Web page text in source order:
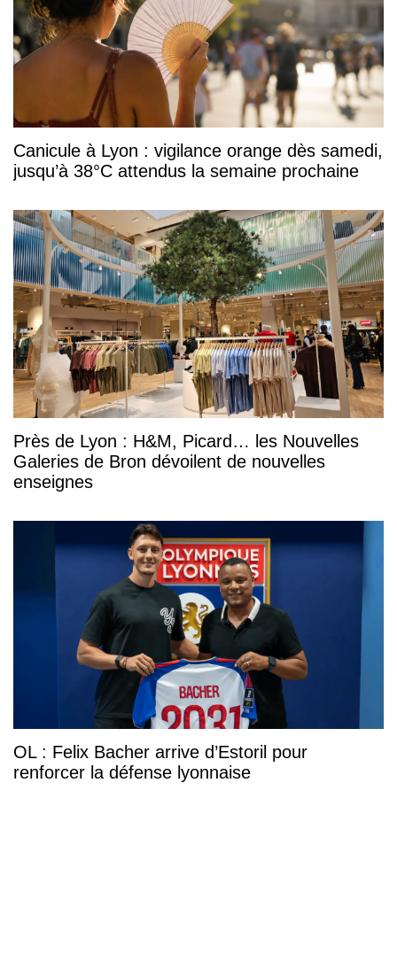
Canicule à Lyon : vigilance orange dès samedi,
jusqu’à 38°C attendus la semaine prochaine
Près de Lyon : H&M, Picard… les Nouvelles
Galeries de Bron dévoilent de nouvelles
enseignes
OL : Felix Bacher arrive d’Estoril pour
renforcer la défense lyonnaise